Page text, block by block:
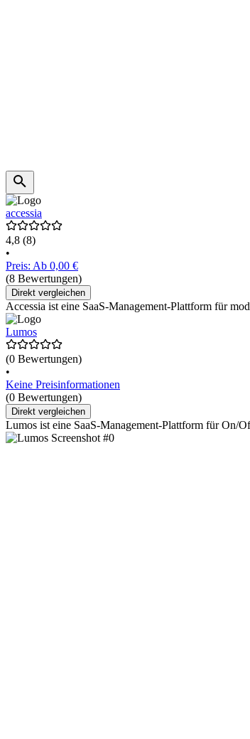
accessia
4,8 (8)
•
Preis: Ab 0,00 €
(8 Bewertungen)
Direkt vergleichen
Accessia ist eine SaaS-Management-Plattform für
Lumos
(0 Bewertungen)
•
Keine Preisinformationen
(0 Bewertungen)
Direkt vergleichen
Lumos ist eine SaaS-Management-Plattform für On/